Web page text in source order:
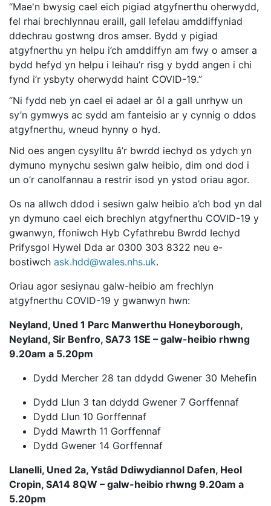
“Mae'n bwysig cael eich pigiad atgyfnerthu oherwydd,
fel rhai brechlynnau eraill, gall lefelau amddiffyniad
ddechrau gostwng dros amser. Bydd y pigiad
atgyfnerthu yn helpu i’ch amddiffyn am fwy o amser a
bydd hefyd yn helpu i leihau’r risg y bydd angen i chi
fynd i’r ysbyty oherwydd haint COVID-19.”
“Ni fydd neb yn cael ei adael ar ôl a gall unrhyw un
sy’n gymwys ac sydd am fanteisio ar y cynnig o ddos
atgyfnerthu, wneud hynny o hyd.
Nid oes angen cysylltu â’r bwrdd iechyd os ydych yn
dymuno mynychu sesiwn galw heibio, dim ond dod i
un o’r canolfannau a restrir isod yn ystod oriau agor.
Os na allwch ddod i sesiwn galw heibio a’ch bod yn dal
yn dymuno cael eich brechlyn atgyfnerthu COVID-19 y
gwanwyn, ffoniwch Hyb Cyfathrebu Bwrdd Iechyd
Prifysgol Hywel Dda ar 0300 303 8322 neu e-
bostiwch ask.hdd@wales.nhs.uk.
Oriau agor sesiynau galw-heibio am frechlyn
atgyfnerthu COVID-19 y gwanwyn hwn:
Neyland, Uned 1 Parc Manwerthu Honeyborough,
Neyland, Sir Benfro, SA73 1SE – galw-heibio rhwng
9.20am a 5.20pm
Dydd Mercher 28 tan ddydd Gwener 30 Mehefin
Dydd Llun 3 tan ddydd Gwener 7 Gorffennaf
Dydd Llun 10 Gorffennaf
Dydd Mawrth 11 Gorffennaf
Dydd Gwener 14 Gorffennaf
Llanelli, Uned 2a, Ystâd Ddiwydiannol Dafen, Heol
Cropin, SA14 8QW – galw-heibio rhwng 9.20am a
5.20pm